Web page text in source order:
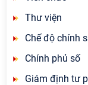
Thư viện
Chế độ chính
Chính phủ số
Giám định tư